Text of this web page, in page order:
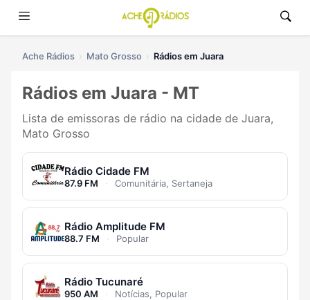
Ache Rádios Mato Grosso Rádios em Juara
Rádios em Juara - MT
Lista de emissoras de rádio na cidade de Juara,
Mato Grosso
Rádio Cidade FM
87.9 FM · Comunitária, Sertaneja
Rádio Amplitude FM
88.7 FM · Popular
Rádio Tucunaré
950 AM · Notícias, Popular